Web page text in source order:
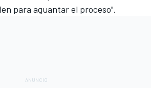
para aguantar el proceso".